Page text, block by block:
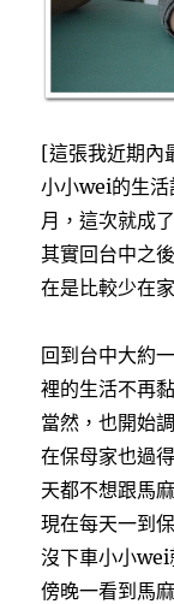
[這張我近期內
小小wei的生活
月，這次就成
其實回台中之
在是比較少在
回到台中大約
裡的生活不再
當然，也開始
在保母家也過
天都不想跟馬
現在每天一到
沒下車小小wei
傍晚一看到馬